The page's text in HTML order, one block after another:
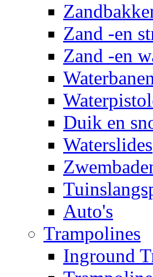
Zand -en
Zand -en
Duik en
Waterslides
Auto's
Trampolines
Inground